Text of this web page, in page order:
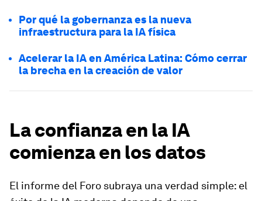
Por qué la gobernanza es la nueva
infraestructura para la IA física
Acelerar la IA en América Latina: Cómo cerrar
la brecha en la creación de valor
La confianza en la IA
comienza en los datos
El informe del Foro subraya una verdad simple: el